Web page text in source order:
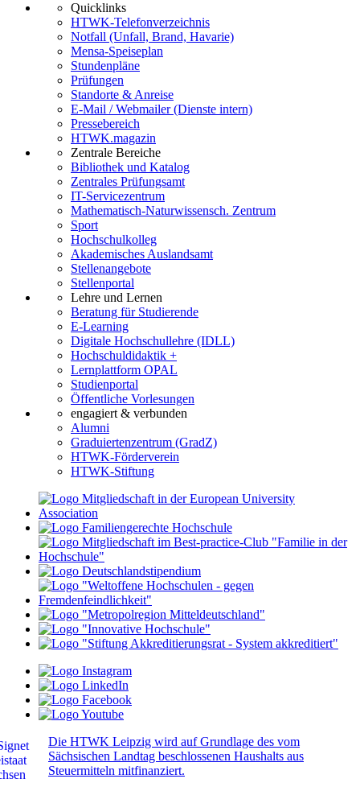
Quicklinks
HTWK-Telefonverzeichnis
Notfall (Unfall, Brand, Havarie)
Mensa-Speiseplan
Stundenpläne
Prüfungen
Standorte & Anreise
E-Mail / Webmailer (Dienste intern)
Pressebereich
HTWK.magazin
Zentrale Bereiche
Bibliothek und Katalog
Zentrales Prüfungsamt
IT-Servicezentrum
Mathematisch-Naturwissensch. Zentrum
Sport
Hochschulkolleg
Akademisches Auslandsamt
Stellenangebote
Stellenportal
Lehre und Lernen
Beratung für Studierende
E-Learning
Digitale Hochschullehre (IDLL)
Hochschuldidaktik +
Lernplattform OPAL
Studienportal
Öffentliche Vorlesungen
engagiert & verbunden
Alumni
Graduiertenzentrum (GradZ)
HTWK-Förderverein
HTWK-Stiftung
Die HTWK Leipzig wird auf Grundlage des vom
Sächsischen Landtag beschlossenen Haushalts aus
Steuermitteln mitfinanziert.